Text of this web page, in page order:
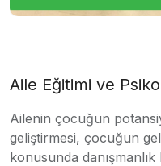
Aile Eğitimi ve
Ailenin çocuğun
geliştirmesi, çocuğun
konusunda